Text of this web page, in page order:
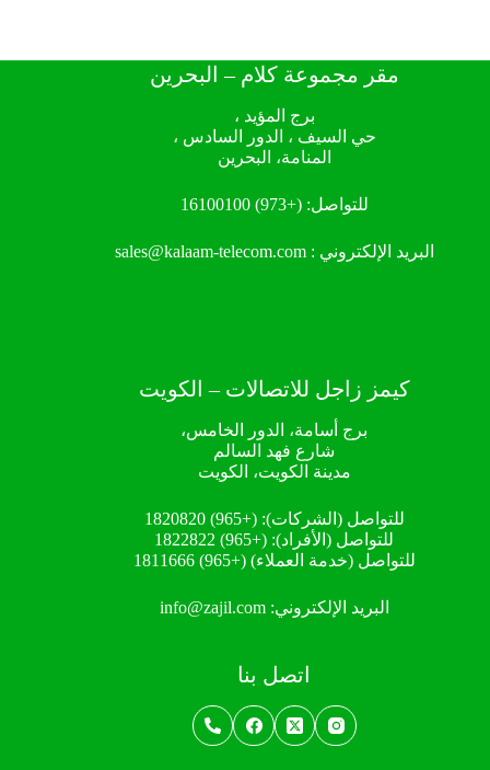
مقر مجموعة كلام – البحرين
برج المؤيد ،
حي السيف ، الدور السادس ،
المنامة، البحرين
للتواصل:(+973) 16100100
البريد الإلكتروني :sales@kalaam-telecom.com
كيمز زاجل للاتصالات – الكويت
برج أسامة، الدور الخامس،
شارع فهد السالم
مدينة الكويت، الكويت
للتواصل (الشركات):(+965) 1820820
للتواصل (الأفراد): (+965) 1822822
للتواصل (خدمة العملاء)(+965) 1811666
البريد الإلكتروني:info@zajil.com
اتصل بنا